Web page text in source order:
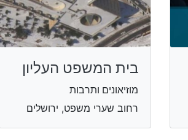
בית המשפט העליון
מוזיאונים ותרבות
רחוב שערי משפט, ירושלים